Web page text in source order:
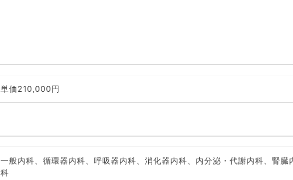
単価210,000円
一般内科、循環器内科、呼吸器内科、消化器内科、内分泌・代謝内科、腎臓
科